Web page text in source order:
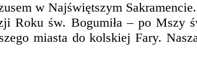
w Najświętszym Sakramencie.
Roku św. Bogumiła – po Mszy
miasta do kolskiej Fary.